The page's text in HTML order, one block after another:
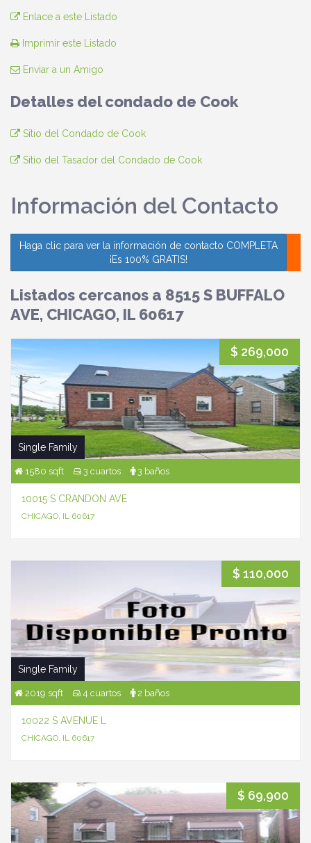
Enlace a este Listado
Imprimir este Listado
Enviar a un Amigo
Detalles del condado de Cook
Sitio del Condado de Cook
Sitio del Tasador del Condado de Cook
Información del Contacto
Haga clic para ver la información de contacto COMPLETA
¡Es 100% GRATIS!
Listados cercanos a 8515 S BUFFALO
AVE, CHICAGO, IL 60617
$ 269,000
Single Family
1580 sqft 3 cuartos 3 baños
10015 S CRANDON AVE
CHICAGO, IL 60617
$ 110,000
Single Family
2019 sqft 4 cuartos 2 baños
10022 S AVENUE L
CHICAGO, IL 60617
$ 69,900